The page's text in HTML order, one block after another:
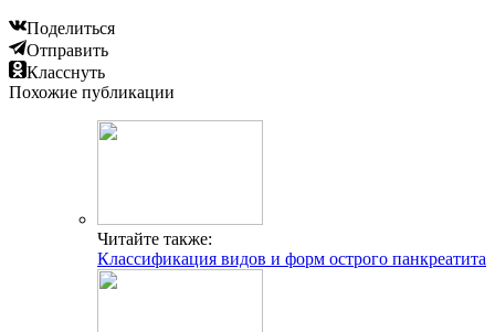
Поделиться
Отправить
Класснуть
Похожие публикации
Читайте также:
Классификация видов и форм острого панкреатита